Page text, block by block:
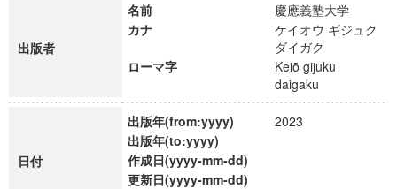
出版者
名前
慶應義塾大学
カナ
ケイオウ ギジュク
ダイガク
ローマ字
Keiō gijuku
daigaku
日付
出版年(from:yyyy)
2023
出版年(to:yyyy)
作成日(yyyy-mm-dd)
更新日(yyyy-mm-dd)